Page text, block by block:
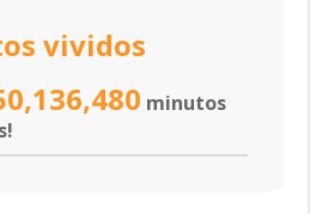
vividos
minutos